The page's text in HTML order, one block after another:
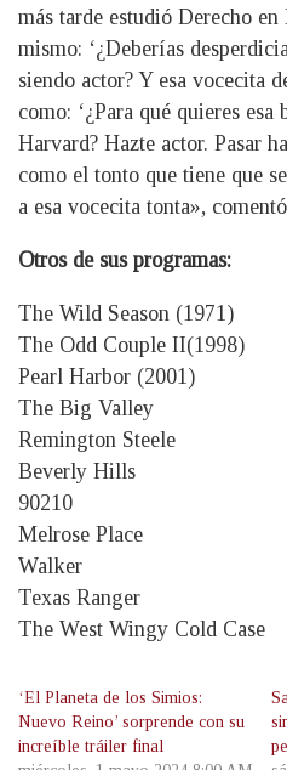
más tarde estudió Derecho
mismo: ‘¿Deberías
siendo actor? Y esa vocecita
como: ‘¿Para qué quieres esa
Harvard? Hazte actor. Pasar
como el tonto que tiene que
a esa vocecita tonta»,
Otros de sus programas:
The Wild Season (1971)
The Odd Couple II(1998)
Pearl Harbor (2001)
The Big Valley
Remington Steele
Beverly Hills
90210
Melrose Place
Walker
Texas Ranger
The West Wingy Cold Case
‘El Planeta de los Simios:
Nuevo Reino’ sorprende con su
increíble tráiler final